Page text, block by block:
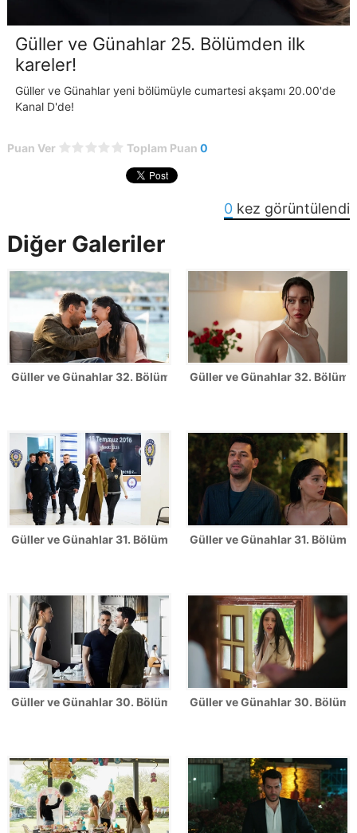
Güller ve Günahlar 25. Bölümden ilk
kareler!
Güller ve Günahlar yeni bölümüyle cumartesi akşamı 20.00'de
Kanal D'de!
Puan Ver Toplam Puan 0
0 kez görüntülendi
Diğer Galeriler
Güller ve Günahlar 32. Bölüm Fotoğrafları - Sezon Finali
Güller ve Günahlar 32.
Güller ve Günahlar 31. Bölüm FotoğraflarıGüller ve Günahlar 31.
Güller ve Günahlar 30. Bölüm FotoğraflarıGüller ve Günahlar 30.